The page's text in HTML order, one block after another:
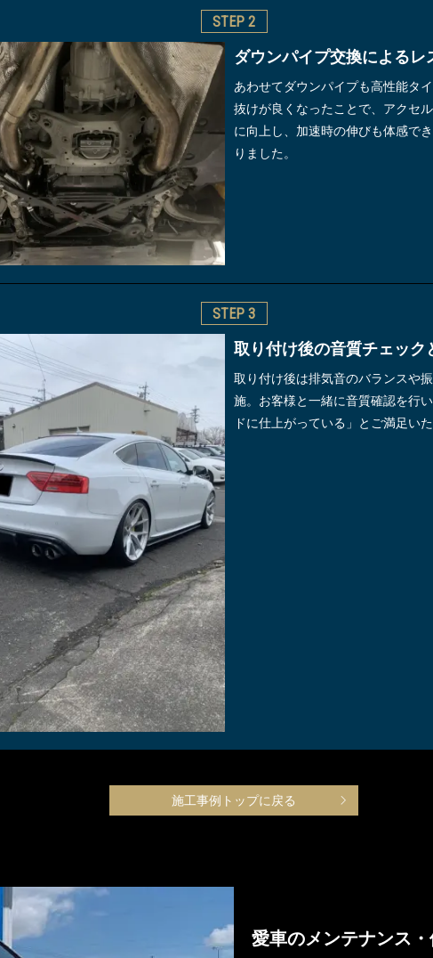
STEP 2
ダウンパイプ交換によるレ
あわせてダウンパイプも高性能タ
抜けが良くなったことで、アクセ
に向上し、加速時の伸びも体感で
りました。
STEP 3
取り付け後の音質チェック
取り付け後は排気音のバランスや
施。お客様と一緒に音質確認を行
ドに仕上がっている」とご満足い
施工事例トップに戻る
愛車のメンテナンス